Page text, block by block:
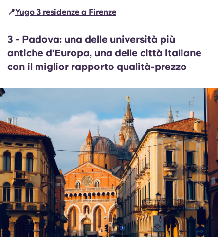
📍Yugo 3 residenze a Firenze
3 - Padova: una delle università più
antiche d’Europa, una delle città italiane
con il miglior rapporto qualità-prezzo